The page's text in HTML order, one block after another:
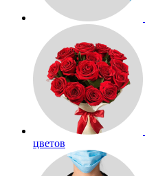
цветов